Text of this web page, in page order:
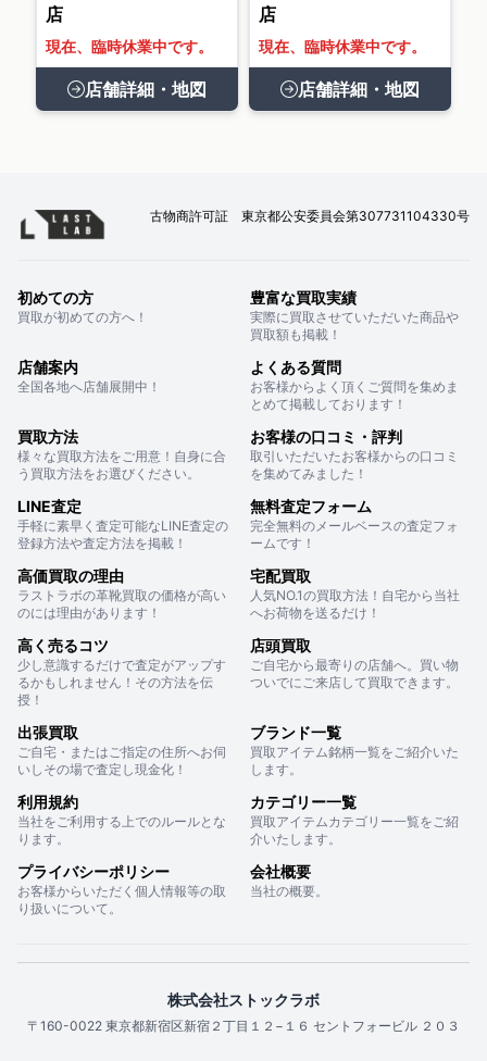
店
現在、臨時休業中です。
店舗詳細・地図
店
現在、臨時休業中です。
店舗詳細・地図
古物商許可証 東京都公安委員会第307731104330号
初めての方
買取が初めての方へ！
豊富な買取実績
実際に買取させていただいた商品や
買取額も掲載！
店舗案内
全国各地へ店舗展開中！
よくある質問
お客様からよく頂くご質問を集めま
とめて掲載しております！
買取方法
様々な買取方法をご用意！自身に合
う買取方法をお選びください。
お客様の口コミ・評判
取引いただいたお客様からの口コミ
を集めてみました！
LINE査定
手軽に素早く査定可能なLINE査定の
登録方法や査定方法を掲載！
無料査定フォーム
完全無料のメールベースの査定フォ
ームです！
高価買取の理由
ラストラボの革靴買取の価格が高い
のには理由があります！
宅配買取
人気NO.1の買取方法！自宅から当社
へお荷物を送るだけ！
高く売るコツ
少し意識するだけで査定がアップす
るかもしれません！その方法を伝
授！
店頭買取
ご自宅から最寄りの店舗へ。買い物
ついでにご来店して買取できます。
出張買取
ご自宅・またはご指定の住所へお伺
いしその場で査定し現金化！
ブランド一覧
買取アイテム銘柄一覧をご紹介いた
します。
利用規約
当社をご利用する上でのルールとな
ります。
カテゴリー一覧
買取アイテムカテゴリー一覧をご紹
介いたします。
プライバシーポリシー
お客様からいただく個人情報等の取
り扱いについて。
会社概要
当社の概要。
株式会社ストックラボ
〒160-0022 東京都新宿区新宿２丁目１２−１６ セントフォービル ２０３